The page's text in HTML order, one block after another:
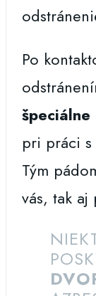
Po
pri práci s
Tým
vás, tak aj